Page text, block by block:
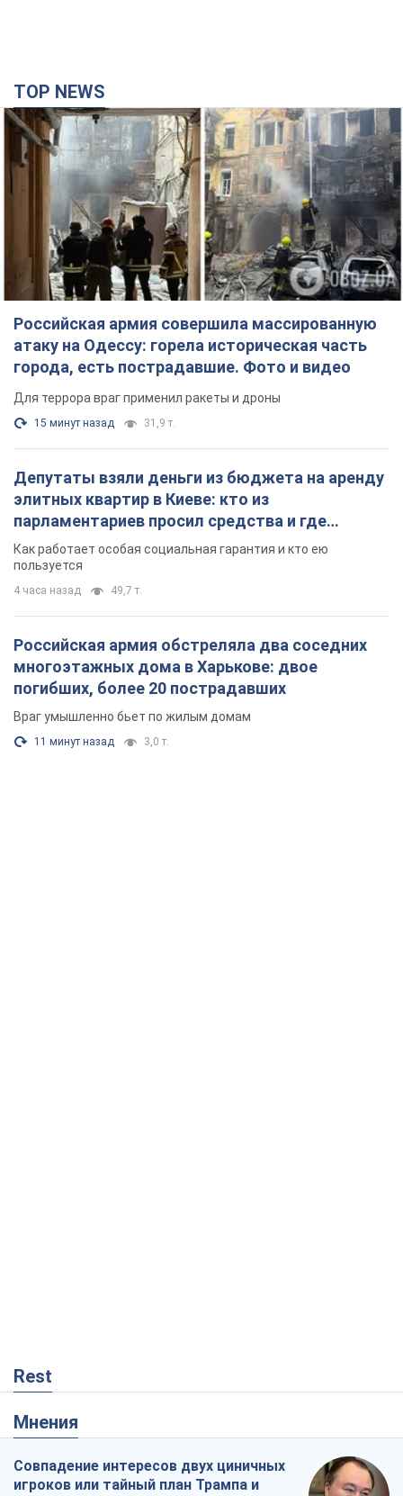
TOP NEWS
Российская армия совершила массированную
атаку на Одессу: горела историческая часть
города, есть пострадавшие. Фото и видео
Для террора враг применил ракеты и дроны
15 минут назад 31,9 т.
Депутаты взяли деньги из бюджета на аренду
элитных квартир в Киеве: кто из
парламентариев просил средства и где
поселился
Как работает особая социальная гарантия и кто ею
пользуется
4 часа назад 49,7 т.
Российская армия обстреляла два соседних
многоэтажных дома в Харькове: двое
погибших, более 20 пострадавших
Враг умышленно бьет по жилым домам
11 минут назад 3,0 т.
Rest
Мнения
Совпадение интересов двух циничных
игроков или тайный план Трампа и